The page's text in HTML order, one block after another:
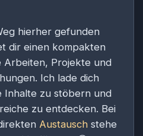
hierher gefunden
dir einen kompakten
Arbeiten, Projekte und
Ich lade dich
Inhalte zu stöbern und
zu entdecken. Bei
Austausch stehe